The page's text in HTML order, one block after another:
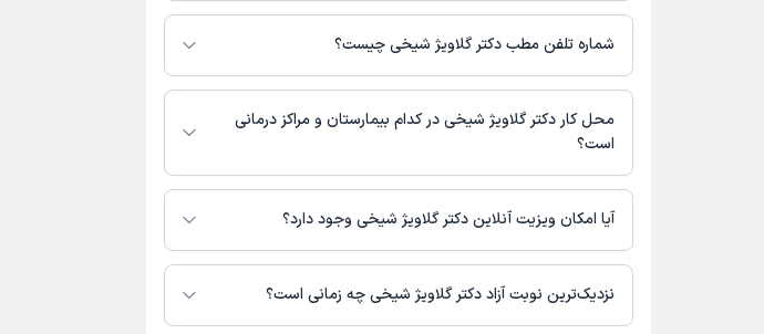
دکتر گلاویژ شیخی 1 مطب فعال دارند. آدرس مطب‌های دکتر گلاویژ شیخی به شرح زیر
است.شماره تلفن مطب دکتر گلاویژ شیخی چیست؟
مطب کشاورز : 02188967181
محل کار دکتر گلاویژ شیخی در کدام بیمارستان و مراکز درمانی
است؟
اطلاعاتی درباره محل فعالیت دکتر گلاویژ شیخی در مراکز درمانی در دسترس نیست.
آیا امکان ویزیت آنلاین دکتر گلاویژ شیخی وجود دارد؟
در حال حاضر دکتر گلاویژ شیخی مشاوره پزشکی متنی فعال دارند.
نزدیک‌ترین نوبت آزاد دکتر گلاویژ شیخی چه زمانی است؟